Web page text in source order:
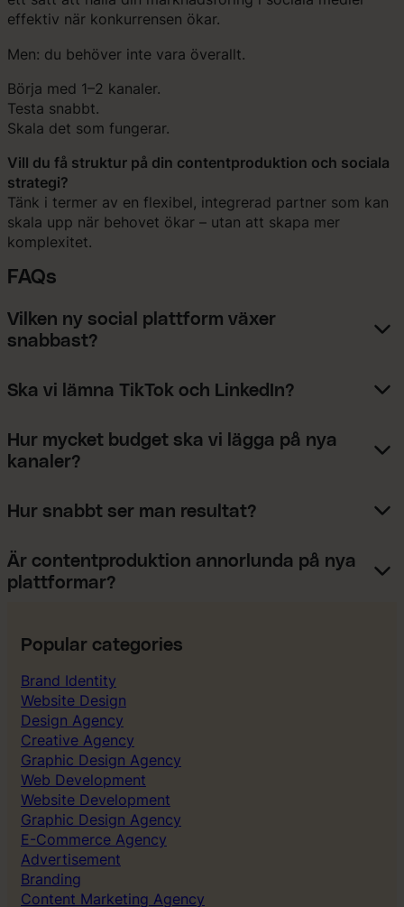
effektiv när konkurrensen ökar.
Men: du behöver inte vara överallt.
Börja med 1–2 kanaler.
Testa snabbt.
Skala det som fungerar.
Vill du få struktur på din contentproduktion och sociala
strategi?
Tänk i termer av en flexibel, integrerad partner som kan
skala upp när behovet ökar – utan att skapa mer
komplexitet.
FAQs
Vilken ny social plattform växer
snabbast?
Ska vi lämna TikTok och LinkedIn?
Hur mycket budget ska vi lägga på nya
kanaler?
Hur snabbt ser man resultat?
Är contentproduktion annorlunda på nya
plattformar?
Popular categories
Brand Identity
Website Design
Design Agency
Creative Agency
Graphic Design Agency
Web Development
Website Development
Graphic Design Agency
E-Commerce Agency
Advertisement
Branding
Content Marketing Agency